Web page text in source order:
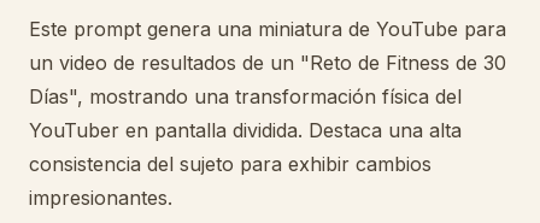
Prompts
Precios
Descargar
Este prompt genera una miniatura de YouTube para
un video de resultados de un "Reto de Fitness de 30
Días", mostrando una transformación física del
YouTuber en pantalla dividida. Destaca una alta
consistencia del sujeto para exhibir cambios
impresionantes.